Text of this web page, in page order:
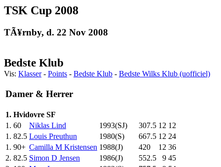
TSK Cup 2008
TÃ¥rnby, d. 22 Nov 2008
Bedste Klub
Vis: Klasser- Points - Bedste Klub - Bedste Wilks Klub (uofficiel)
Damer & Herrer
1. Hvidovre SF
1. 60 Niklas Lind 1993(SJ) 307.5 12 12
1. 82.5 Louis Preuthun 1980(S) 667.5 12 24
1. 90+ Camilla M Kristensen 1988(J) 420 12 36
2. 82.5 Simon D Jensen 1986(J) 552.5 9 45